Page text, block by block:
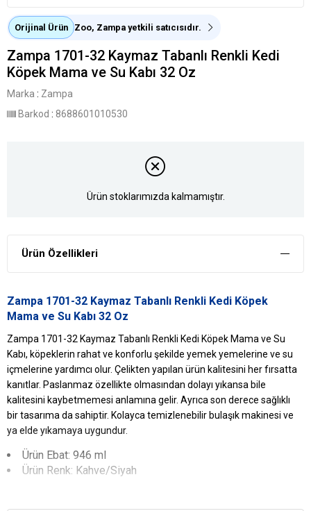
Orijinal Ürün Zoo, Zampa yetkili satıcısıdır.
Zampa 1701-32 Kaymaz Tabanlı Renkli Kedi
Köpek Mama ve Su Kabı 32 Oz
Marka : Zampa
Barkod : 8688601010530
Ürün stoklarımızda kalmamıştır.
Ürün Özellikleri
Zampa 1701-32 Kaymaz Tabanlı Renkli Kedi Köpek
Mama ve Su Kabı 32 Oz
Zampa 1701-32 Kaymaz Tabanlı Renkli Kedi Köpek Mama ve Su
Kabı, köpeklerin rahat ve konforlu şekilde yemek yemelerine ve su
içmelerine yardımcı olur. Çelikten yapılan ürün kalitesini her fırsatta
kanıtlar. Paslanmaz özellikte olmasından dolayı yıkansa bile
kalitesini kaybetmemesi anlamına gelir. Ayrıca son derece sağlıklı
bir tasarıma da sahiptir. Kolayca temizlenebilir bulaşık makinesi ve
ya elde yıkamaya uygundur.
Ürün Ebat: 946 ml
Ürün Renk: Kahve/Siyah